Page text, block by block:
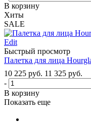
В корзину
Хиты
SALE
Быстрый просмотр
Палетка для лица
10 225 руб. 11 325 руб.
-
В корзину
Показать еще